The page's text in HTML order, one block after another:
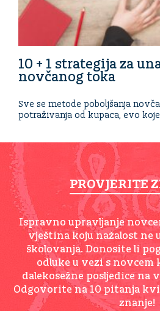
10 + 1 strategija za
novčanog toka
Sve se metode poboljšanja
potraživanja od kupaca, evo
PROVJERITE
Ispravno upravljanje
vještina koju nažalost ne
školovanja. Donosite li
odluke u vezi s novcem
dalekosežne posljedice na
Odgovorite na 10 pitanja
znanje!